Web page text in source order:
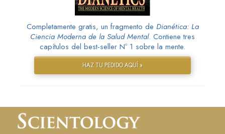
Completamente gratis, un fragmento de Dianética: La
Ciencia Moderna de la Salud Mental. Contiene tres
capítulos del best-seller Nº 1 sobre la mente.
HAZ TU PEDIDO AQUÍ »